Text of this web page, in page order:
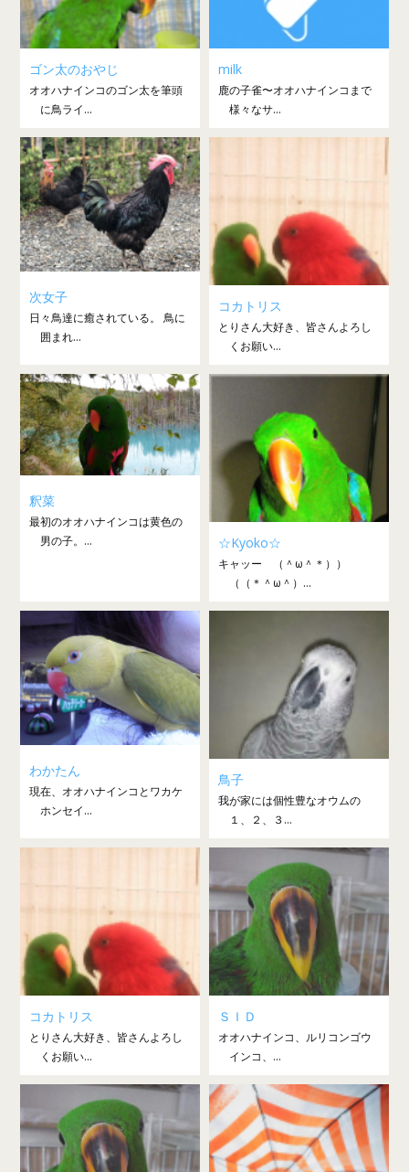
ゴン太のおやじ
オオハナインコのゴン太を筆頭
に鳥ライ...
milk
鹿の子雀〜オオハナインコまで
様々なサ...
次女子
日々鳥達に癒されている。 鳥に
囲まれ...
コカトリス
とりさん大好き、皆さんよろし
くお願い...
釈菜
最初のオオハナインコは黄色の
男の子。...
☆Kyoko☆
キャッー （＾ω＾＊））
（（＊＾ω＾）...
わかたん
現在、オオハナインコとワカケ
ホンセイ...
鳥子
我が家には個性豊なオウムの
１、２、３...
コカトリス
とりさん大好き、皆さんよろし
くお願い...
ＳＩＤ
オオハナインコ、ルリコンゴウ
インコ、...